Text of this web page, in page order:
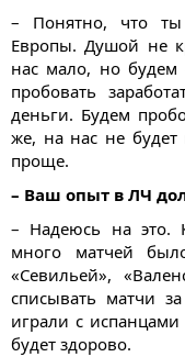
– Понятно, что
Европы. Душой не
нас мало, но будем
пробовать
деньги. Будем
же, на нас не будет
проще.
– Ваш опыт в ЛЧ
– Надеюсь на это.
много матчей
«Севильей»,
списывать матчи
играли с
будет здорово.